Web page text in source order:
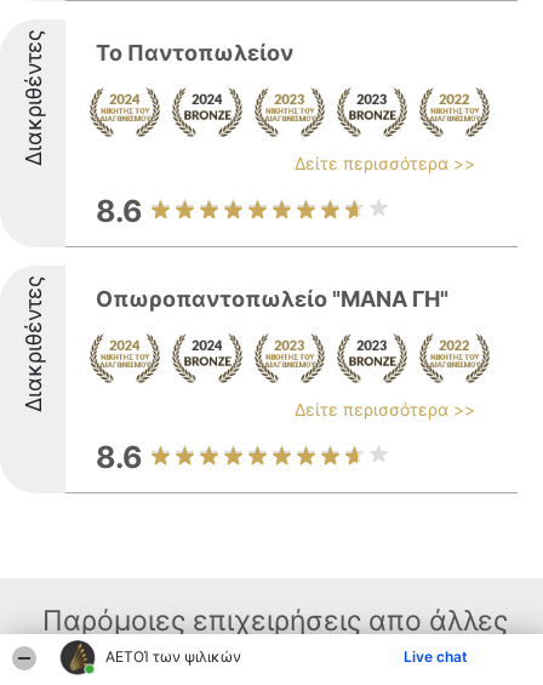
ΑΕΤΟΊ των ψιλικών Live chat
Διακριθέντες Το Παντοπωλείον
Δείτε περισσότερα >>
8.6
Διακριθέντες Οπωροπαντοπωλείο "ΜΑΝΑ ΓΗ"
Δείτε περισσότερα >>
8.6
Παρόμοιες επιχειρήσεις απο άλλες
περιοχές